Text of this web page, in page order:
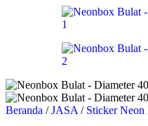
Beranda / JASA / Sticker Neon